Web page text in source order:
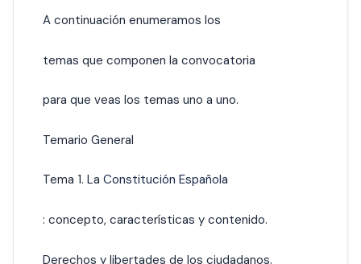
A continuación enumeramos los
temas que componen la convocatoria
para que veas los temas uno a uno.
Temario General
Tema 1. La Constitución Española
: concepto, características y contenido.
Derechos y libertades de los ciudadanos.